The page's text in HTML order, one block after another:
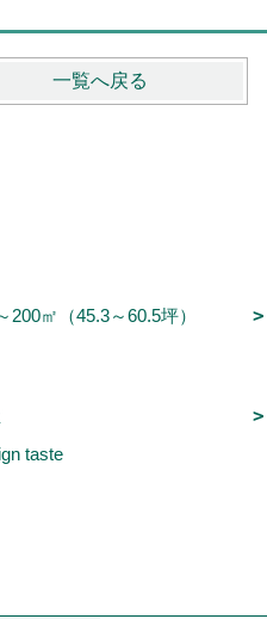
一覧へ戻る
200㎡（45.3～60.5坪）
taste